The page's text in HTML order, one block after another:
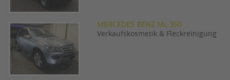
MERCEDES BENZ ML 350
Verkaufskosmetik & Fleckreinigung